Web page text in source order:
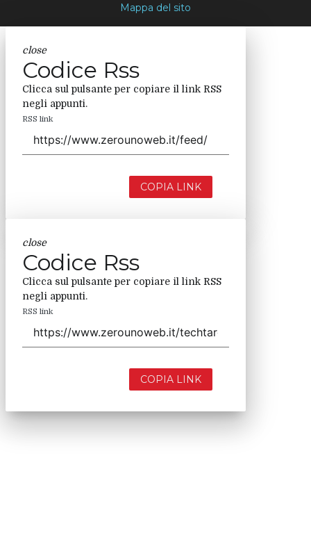
Mappa del sito
close
Codice Rss
Clicca sul pulsante per copiare il link RSS
negli appunti.
RSS link
COPIA LINK
close
Codice Rss
Clicca sul pulsante per copiare il link RSS
negli appunti.
RSS link
COPIA LINK